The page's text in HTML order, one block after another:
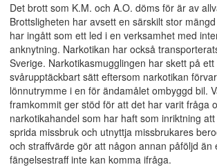
Det brott som K.M. och A.O. döms för är av
Brottsligheten har avsett en särskilt stor
har ingått som ett led i en verksamhet med
anknytning. Narkotikan har också
Sverige. Narkotikasmugglingen har skett på
svårupptäckbart sätt eftersom narkotikan
lönnutrymme i en för ändamålet ombyggd bil.
framkommit ger stöd för att det har varit fråga
narkotikahandel som har haft som inriktning
sprida missbruk och utnyttja missbrukares
och straffvärde gör att någon annan påföljd än
fängelsestraff inte kan komma ifråga.